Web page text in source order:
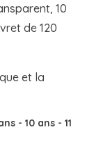
10
de 120
et la
- 10 ans - 11